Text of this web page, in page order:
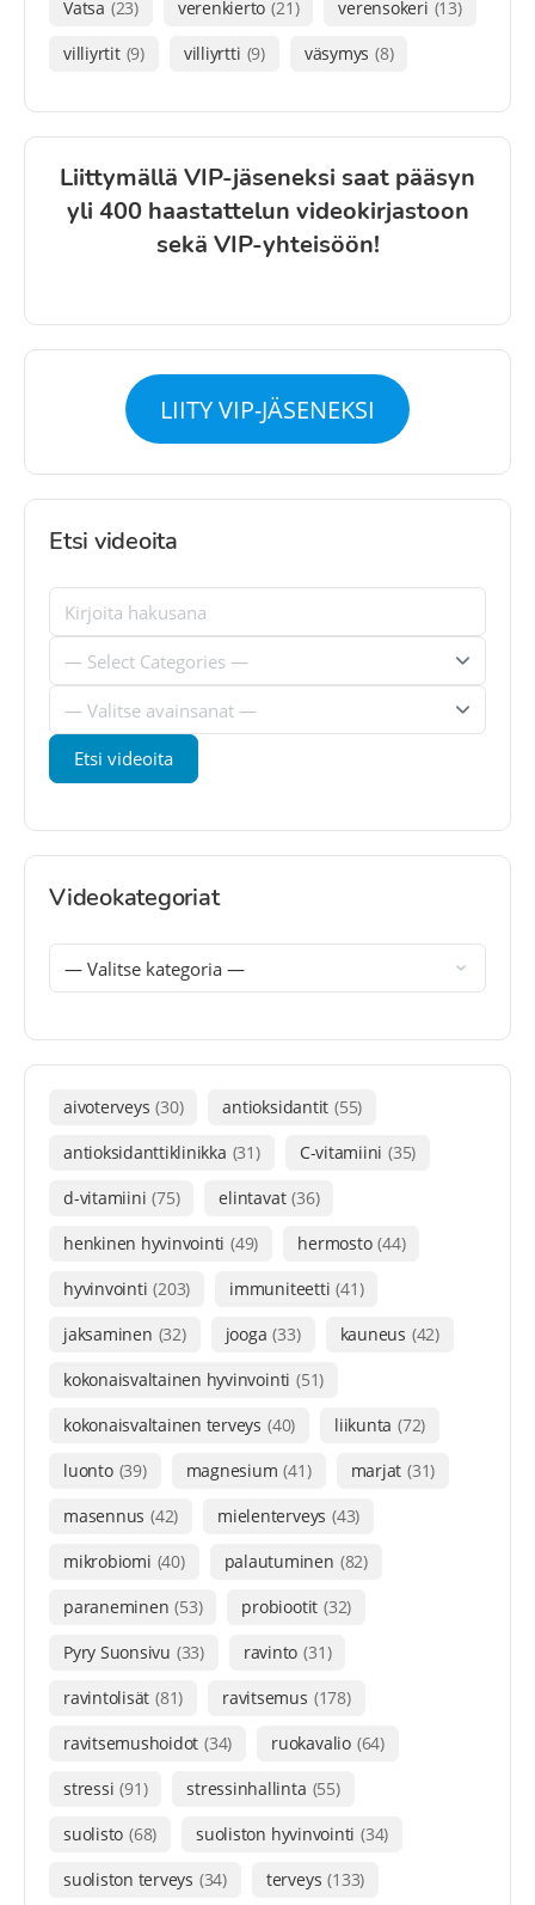
Vatsa (23) verenkierto (21) verensokeri (13)
villiyrtit (9) villiyrtti (9) väsymys (8)
Liittymällä VIP-jäseneksi saat pääsyn
yli 400 haastattelun videokirjastoon
sekä VIP-yhteisöön!
LIITY VIP-JÄSENEKSI
Etsi videoita
Videokategoriat
aivoterveys (30) antioksidantit (55)
antioksidanttiklinikka (31) C-vitamiini (35)
d-vitamiini (75) elintavat (36)
henkinen hyvinvointi (49) hermosto (44)
hyvinvointi (203) immuniteetti (41)
jaksaminen (32) jooga (33) kauneus (42)
kokonaisvaltainen hyvinvointi (51)
kokonaisvaltainen terveys (40) liikunta (72)
luonto (39) magnesium (41) marjat (31)
masennus (42) mielenterveys (43)
mikrobiomi (40) palautuminen (82)
paraneminen (53) probiootit (32)
Pyry Suonsivu (33) ravinto (31)
ravintolisät (81) ravitsemus (178)
ravitsemushoidot (34) ruokavalio (64)
stressi (91) stressinhallinta (55)
suolisto (68) suoliston hyvinvointi (34)
suoliston terveys (34) terveys (133)